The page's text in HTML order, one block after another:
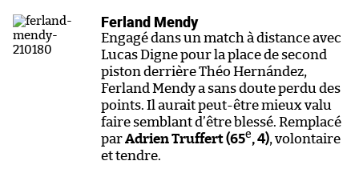
Ferland Mendy
Engagé dans un match à distance avec
Lucas Digne pour la place de second
piston derrière Théo Hernández,
Ferland Mendy a sans doute perdu des
points. Il aurait peut-être mieux valu
faire semblant d’être blessé. Remplacé
parAdrien Truffert (65e, 4), volontaire
et tendre.